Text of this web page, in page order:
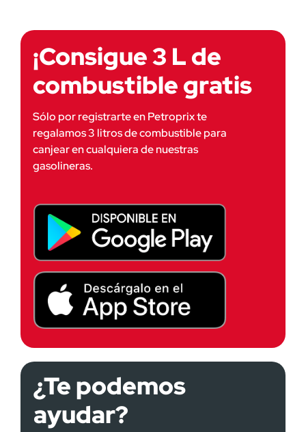
¡Consigue 3 L de
combustible gratis
Sólo por registrarte en Petroprix te
regalamos 3 litros de combustible para
canjear en cualquiera de nuestras
gasolineras.
¿Te podemos
ayudar?